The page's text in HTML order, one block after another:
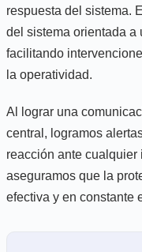
respuesta del sistema.
del sistema orientada a
facilitando
la operatividad.
Al lograr una
central, logramos
reacción ante cualquier
aseguramos que la
efectiva y en constante